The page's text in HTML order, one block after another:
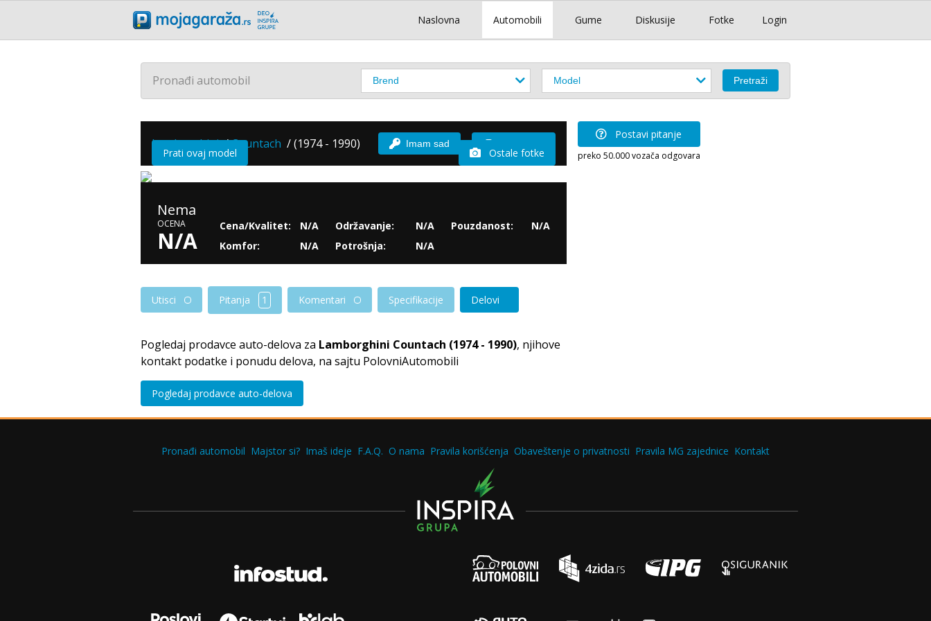
Login
Naslovna Automobili Gume Diskusije Fotke
Pronađi automobil
Lamborghini /Countach /(1974 - 1990) Imam sad
Prati ovaj model Ostale fotke
Nema
OCENA
N/A
Cena/Kvalitet:
N/A
Komfor:
N/A
Održavanje:
N/A
Potrošnja:
N/A
Pouzdanost: N/A
Utisci Pitanja 1 Komentari Specifikacije Delovi
Pogledaj prodavce auto-delova za Lamborghini Countach (1974 - 1990), njihove
kontakt podatke i ponudu delova, na sajtu PolovniAutomobili
Pogledaj prodavce auto-delova
Postavi pitanje
preko 50.000 vozača odgovara
Pronađi automobil Majstor si? Imaš ideje F.A.Q. O nama Pravila korišćenja Obaveštenje o privatnosti Pravila MG zajednice Kontakt